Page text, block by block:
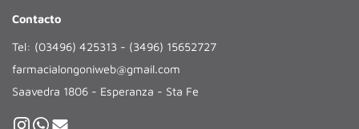
Contacto
Tel: (03496) 425313 - (3496) 15652727
farmacialongoniweb@gmail.com
Saavedra 1806 - Esperanza - Sta Fe